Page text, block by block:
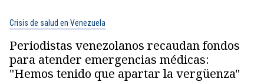
Crisis de salud en Venezuela
Periodistas venezolanos recaudan fondos
para atender emergencias médicas:
"Hemos tenido que apartar la vergüenza"